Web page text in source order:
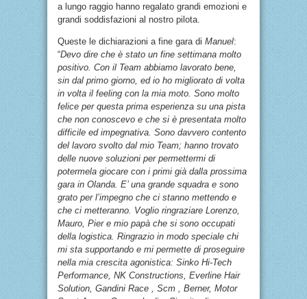
a lungo raggio hanno regalato grandi emozioni e
grandi soddisfazioni al nostro pilota.
Queste le dichiarazioni a fine gara di Manuel:
“Devo dire che è stato un fine settimana molto
positivo. Con il Team abbiamo lavorato bene,
sin dal primo giorno, ed io ho migliorato di volta
in volta il feeling con la mia moto. Sono molto
felice per questa prima esperienza su una pista
che non conoscevo e che si è presentata molto
difficile ed impegnativa. Sono davvero contento
del lavoro svolto dal mio Team; hanno trovato
delle nuove soluzioni per permettermi di
potermela giocare con i primi già dalla prossima
gara in Olanda. E’ una grande squadra e sono
grato per l’impegno che ci stanno mettendo e
che ci metteranno. Voglio ringraziare Lorenzo,
Mauro, Pier e mio papà che si sono occupati
della logistica. Ringrazio in modo speciale chi
mi sta supportando e mi permette di proseguire
nella mia crescita agonistica: Sinko Hi-Tech
Performance, NK Constructions, Everline Hair
Solution, Gandini Race , Scm , Berner, Motor